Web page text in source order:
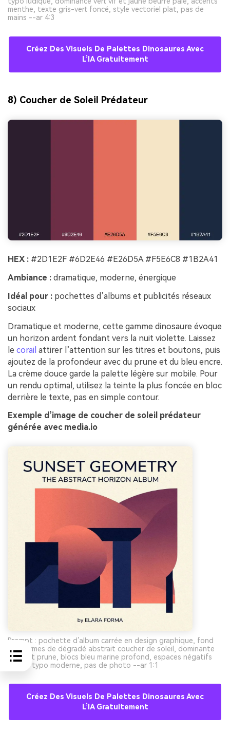
menthe, texte gris-vert foncé, style vectoriel plat, pas de
mains --ar 4:3
Créez Des Visuels De Palettes Dinosaures Avec
L’IA Gratuitement
8) Coucher de Soleil Prédateur
HEX : #2D1E2F #6D2E46 #E26D5A #F5E6C8 #1B2A41
Ambiance : dramatique, moderne, énergique
Idéal pour : pochettes d’albums et publicités réseaux
sociaux
Dramatique et moderne, cette gamme dinosaure évoque
un horizon ardent fondant vers la nuit violette. Laissez
le corail attirer l’attention sur les titres et boutons, puis
ajoutez de la profondeur avec du prune et du bleu encre.
La crème douce garde la palette légère sur mobile. Pour
un rendu optimal, utilisez la teinte la plus foncée en bloc
derrière le texte, pas en simple contour.
Exemple d’image de coucher de soleil prédateur
générée avec media.io
Prompt : pochette d’album carrée en design graphique, fond
uni, formes de dégradé abstrait coucher de soleil, dominante
corail et prune, blocs bleu marine profond, espaces négatifs
crème, typo moderne, pas de photo --ar 1:1
Créez Des Visuels De Palettes Dinosaures Avec
L’IA Gratuitement